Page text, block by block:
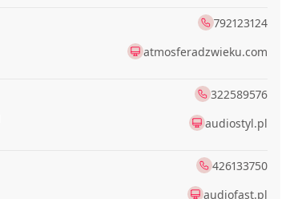
792123124
atmosferadzwieku.com
322589576
audiostyl.pl
426133750
audiofast.pl